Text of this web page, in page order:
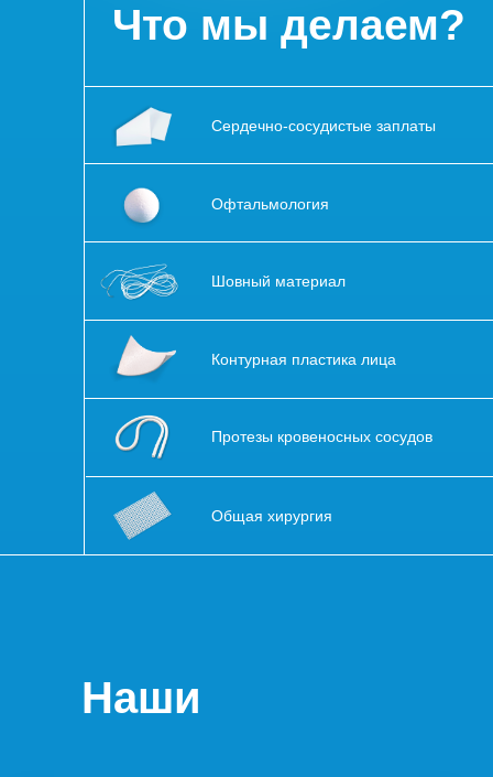
Что мы делаем?
Сердечно-сосудистые заплаты
Офтальмология
Шовный материал
Протезы кровеносных сосудов
Контурная пластика лица
Общая хирургия
Наши